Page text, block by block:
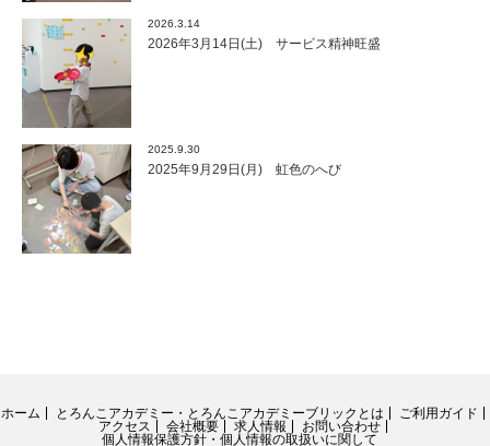
2026.3.14
2026年3月14日(土) サービス精神旺盛
2025.9.30
2025年9月29日(月) 虹色のへび
ホーム とろんこアカデミー・とろんこアカデミーブリックとは
ご利用ガイド
アクセス
会社概要 求人情報
お問い合わせ
個人情報保護方針・個人情報の取扱いに関して